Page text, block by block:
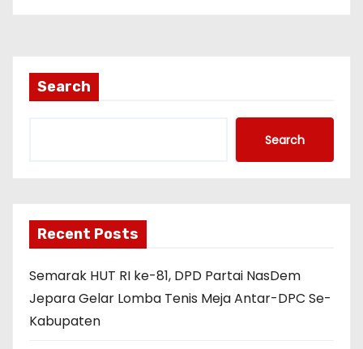
Search
Search
Recent Posts
Semarak HUT RI ke-81, DPD Partai NasDem
Jepara Gelar Lomba Tenis Meja Antar-DPC Se-
Kabupaten